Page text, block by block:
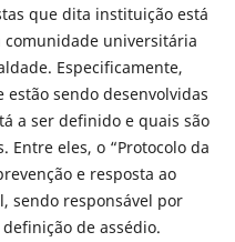
que dita instituição está
comunidade universitária
Especificamente,
sendo desenvolvidas
a ser definido e quais são
Entre eles, o “Protocolo da
e resposta ao
sendo responsável por
de assédio.